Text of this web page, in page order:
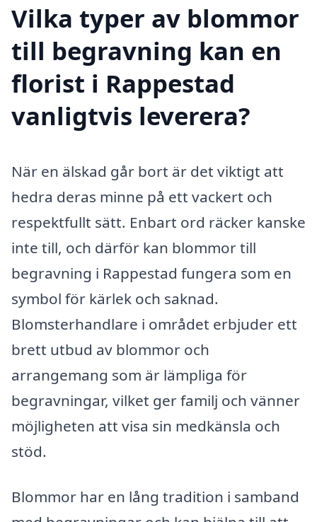
Vilka typer av blommor
till begravning kan en
florist i Rappestad
vanligtvis leverera?
När en älskad går bort är det viktigt att
hedra deras minne på ett vackert och
respektfullt sätt. Enbart ord räcker kanske
inte till, och därför kan blommor till
begravning i Rappestad fungera som en
symbol för kärlek och saknad.
Blomsterhandlare i området erbjuder ett
brett utbud av blommor och
arrangemang som är lämpliga för
begravningar, vilket ger familj och vänner
möjligheten att visa sin medkänsla och
stöd.
Blommor har en lång tradition i samband